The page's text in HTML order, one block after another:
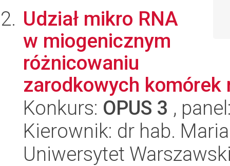
Udział mikro RNA
w miogenicznym
różnicowaniu
zarodkowych komórek
Konkurs: OPUS 3 ,
Kierownik: dr hab.
Uniwersytet